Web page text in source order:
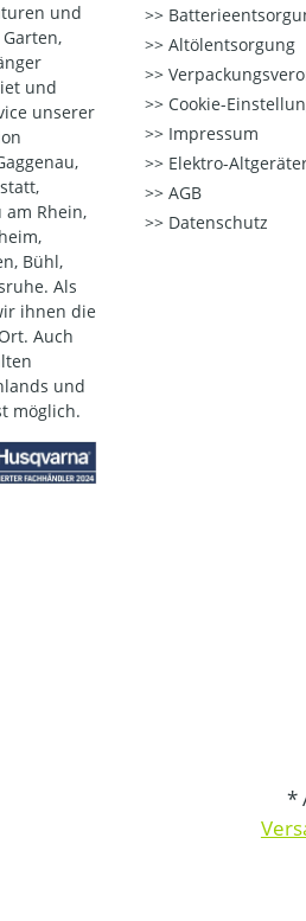
und
und
unserer
am Rhein,
Bühl,
Als
ihnen die
Auch
und
möglich.
Altölentsorgung
Cookie-
Impressum
Elektro-
AGB
Datenschutz
*